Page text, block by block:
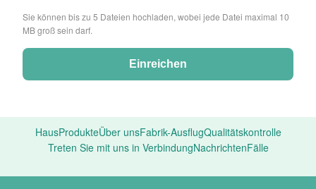
Sie können bis zu 5 Dateien hochladen, wobei jede Datei maximal 10
MB groß sein darf.
Einreichen
HausProdukteÜber unsFabrik-AusflugQualitätskontrolle
Treten Sie mit uns in VerbindungNachrichtenFälle